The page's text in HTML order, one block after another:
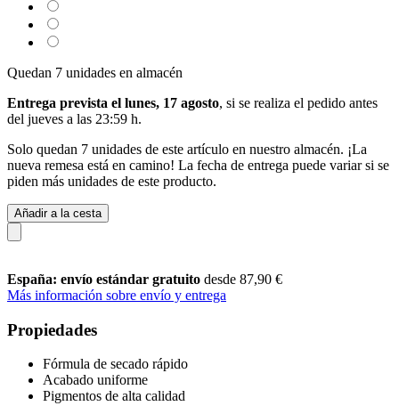
Quedan 7 unidades en almacén
Entrega prevista el lunes, 17 agosto, si se realiza el pedido antes
del jueves a las 23:59 h.
Solo quedan 7 unidades de este artículo en nuestro almacén. ¡La
nueva remesa está en camino! La fecha de entrega puede variar si se
piden más unidades de este producto.
Añadir a la cesta
España: envío estándar gratuito desde 87,90 €
Más información sobre envío y entrega
Propiedades
Fórmula de secado rápido
Acabado uniforme
Pigmentos de alta calidad